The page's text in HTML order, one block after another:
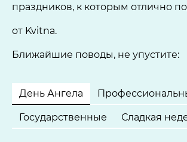
праздников, к которым отлично
от Kvitna.
Ближайшие поводы, не упустите:
День Ангела
Государственные Сладкая